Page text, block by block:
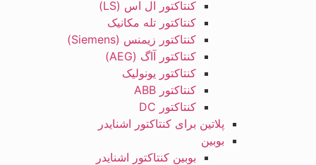
کنتاکتور ال اس (LS)
کنتاکتور تله مکانیک
کنتاکتور زیمنس (Siemens)
کنتاکتور آاگ (AEG)
کنتاکتور یونولیک
کنتاکتور ABB
کنتاکتور DC
پلاتین برای کنتاکتور اشنایدر
بوبین
بوبین کنتاکتور اشنایدر